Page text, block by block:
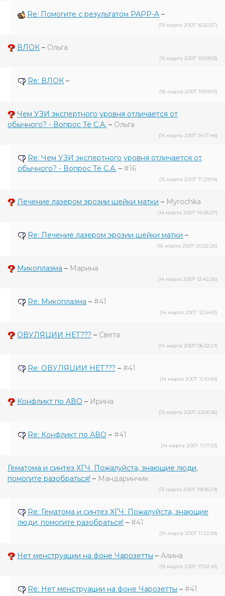
Re: Помогите с результатом РАРР-А –
(19 марта 2007 16:20:57)
ВЛОК – Ольга
(15 марта 2007 10:09:53)
Re: ВЛОК –
(16 марта 2007 19:59:01)
Чем УЗИ экспертного уровня отличается от
обычного? - Вопрос Тё С.А. – Ольга
(14 марта 2007 14:17:44)
Re: Чем УЗИ экспертного уровня отличается от
обычного? - Вопрос Тё С.А. – #16
(15 марта 2007 17:29:14)
Лечение лазером эрозии шейки матки – Myrochka
(14 марта 2007 14:06:27)
Re: Лечение лазером эрозии шейки матки –
(16 марта 2007 20:02:26)
Микоплазма – Марина
(14 марта 2007 12:42:26)
Re: Микоплазма – #41
(14 марта 2007 12:54:31)
ОВУЛЯЦИИ НЕТ??? – Света
(14 марта 2007 06:32:21)
Re: ОВУЛЯЦИИ НЕТ??? – #41
(14 марта 2007 11:10:40)
Конфликт по АВО – Ирина
(13 марта 2007 23:00:16)
Re: Конфликт по АВО – #41
(14 марта 2007 11:17:53)
Гематома и синтез ХГЧ. Пожалуйста, знающие люди,
помогите разобраться! – Мандаринчик
(13 марта 2007 19:06:29)
Re: Гематома и синтез ХГЧ. Пожалуйста, знающие
люди, помогите разобраться! – #41
(14 марта 2007 11:22:59)
Нет менструации на фоне Чарозетты – Алина
(13 марта 2007 17:02:41)
Re: Нет менструации на фоне Чарозетты – #41